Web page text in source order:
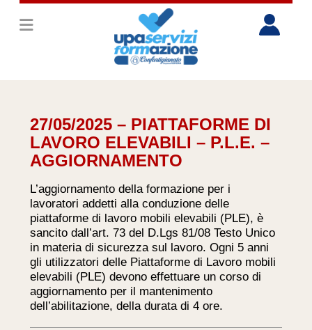
27/05/2025 – PIATTAFORME DI
LAVORO ELEVABILI – P.L.E. –
AGGIORNAMENTO
L’aggiornamento della formazione per i
lavoratori addetti alla conduzione delle
piattaforme di lavoro mobili elevabili (PLE), è
sancito dall’art. 73 del D.Lgs 81/08 Testo Unico
in materia di sicurezza sul lavoro. Ogni 5 anni
gli utilizzatori delle Piattaforme di Lavoro mobili
elevabili (PLE) devono effettuare un corso di
aggiornamento per il mantenimento
dell’abilitazione, della durata di 4 ore.